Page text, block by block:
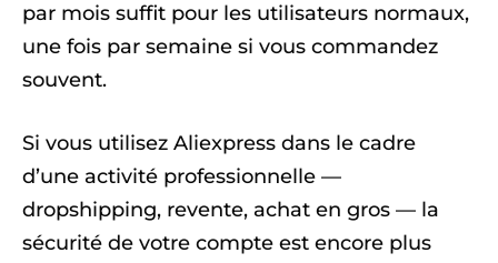
par mois suffit pour les utilisateurs normaux,
une fois par semaine si vous commandez
souvent.
Si vous utilisez Aliexpress dans le cadre
d’une activité professionnelle —
dropshipping, revente, achat en gros — la
sécurité de votre compte est encore plus